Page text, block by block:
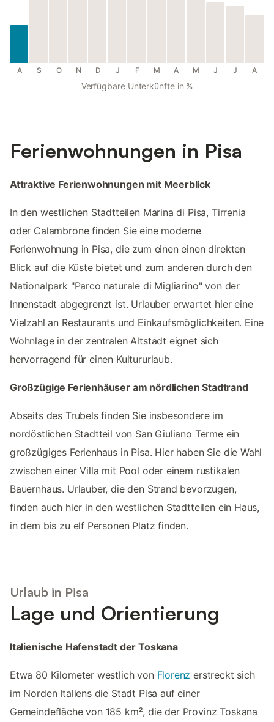
A S O N D J F M A M J J A
Verfügbare Unterkünfte in %
Ferienwohnungen in Pisa
Attraktive Ferienwohnungen mit Meerblick
In den westlichen Stadtteilen Marina di Pisa, Tirrenia
oder Calambrone finden Sie eine moderne
Ferienwohnung in Pisa, die zum einen einen direkten
Blick auf die Küste bietet und zum anderen durch den
Nationalpark "Parco naturale di Migliarino" von der
Innenstadt abgegrenzt ist. Urlauber erwartet hier eine
Vielzahl an Restaurants und Einkaufsmöglichkeiten. Eine
Wohnlage in der zentralen Altstadt eignet sich
hervorragend für einen Kultururlaub.
Großzügige Ferienhäuser am nördlichen Stadtrand
Abseits des Trubels finden Sie insbesondere im
nordöstlichen Stadtteil von San Giuliano Terme ein
großzügiges Ferienhaus in Pisa. Hier haben Sie die Wahl
zwischen einer Villa mit Pool oder einem rustikalen
Bauernhaus. Urlauber, die den Strand bevorzugen,
finden auch hier in den westlichen Stadtteilen ein Haus,
in dem bis zu elf Personen Platz finden.
Urlaub in Pisa
Lage und Orientierung
Italienische Hafenstadt der Toskana
Etwa 80 Kilometer westlich von Florenz erstreckt sich
im Norden Italiens die Stadt Pisa auf einer
Gemeindefläche von 185 km², die der Provinz Toskana